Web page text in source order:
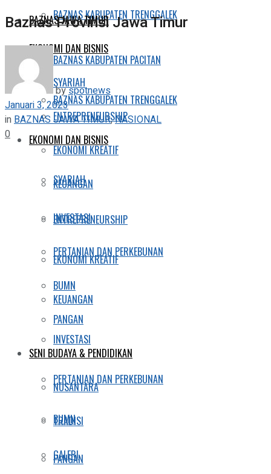
BAZNAS KABUPATEN TRENGGALEK
EKONOMI DAN BISNIS
SYARIAH
ENTREPRENEURSHIP
EKONOMI KREATIF
KEUANGAN
INVESTASI
PERTANIAN DAN PERKEBUNAN
BUMN
PANGAN
SENI BUDAYA & PENDIDIKAN
NUSANTARA
TRADISI
GALERI
BAZNAS JAWA TIMUR
BAZNAS KABUPATEN PACITAN
BAZNAS KABUPATEN TRENGGALEK
EKONOMI DAN BISNIS
SYARIAH
ENTREPRENEURSHIP
EKONOMI KREATIF
KEUANGAN
INVESTASI
PERTANIAN DAN PERKEBUNAN
BUMN
PANGAN
Baznas Provinsi Jawa Timur
byspotnews
Januari 3, 2023
in BAZNAS JAWA TIMUR,NASIONAL
0